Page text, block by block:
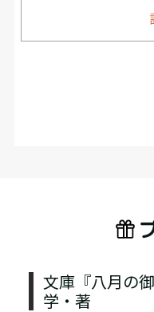
文庫『八月の
学・著